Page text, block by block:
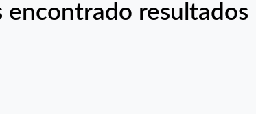
encontrado resultados